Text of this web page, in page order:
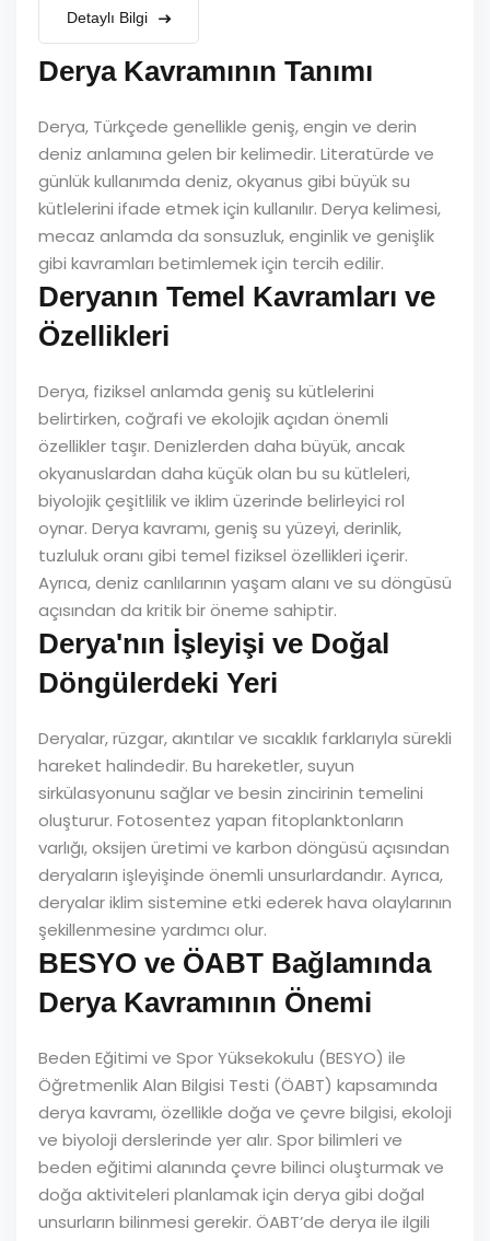
Detaylı Bilgi
Derya Kavramının Tanımı
Derya, Türkçede genellikle geniş, engin ve derin
deniz anlamına gelen bir kelimedir. Literatürde ve
günlük kullanımda deniz, okyanus gibi büyük su
kütlelerini ifade etmek için kullanılır. Derya kelimesi,
mecaz anlamda da sonsuzluk, enginlik ve genişlik
gibi kavramları betimlemek için tercih edilir.
Deryanın Temel Kavramları ve
Özellikleri
Derya, fiziksel anlamda geniş su kütlelerini
belirtirken, coğrafi ve ekolojik açıdan önemli
özellikler taşır. Denizlerden daha büyük, ancak
okyanuslardan daha küçük olan bu su kütleleri,
biyolojik çeşitlilik ve iklim üzerinde belirleyici rol
oynar. Derya kavramı, geniş su yüzeyi, derinlik,
tuzluluk oranı gibi temel fiziksel özellikleri içerir.
Ayrıca, deniz canlılarının yaşam alanı ve su döngüsü
açısından da kritik bir öneme sahiptir.
Derya'nın İşleyişi ve Doğal
Döngülerdeki Yeri
Deryalar, rüzgar, akıntılar ve sıcaklık farklarıyla sürekli
hareket halindedir. Bu hareketler, suyun
sirkülasyonunu sağlar ve besin zincirinin temelini
oluşturur. Fotosentez yapan fitoplanktonların
varlığı, oksijen üretimi ve karbon döngüsü açısından
deryaların işleyişinde önemli unsurlardandır. Ayrıca,
deryalar iklim sistemine etki ederek hava olaylarının
şekillenmesine yardımcı olur.
BESYO ve ÖABT Bağlamında
Derya Kavramının Önemi
Beden Eğitimi ve Spor Yüksekokulu (BESYO) ile
Öğretmenlik Alan Bilgisi Testi (ÖABT) kapsamında
derya kavramı, özellikle doğa ve çevre bilgisi, ekoloji
ve biyoloji derslerinde yer alır. Spor bilimleri ve
beden eğitimi alanında çevre bilinci oluşturmak ve
doğa aktiviteleri planlamak için derya gibi doğal
unsurların bilinmesi gerekir. ÖABT’de derya ile ilgili